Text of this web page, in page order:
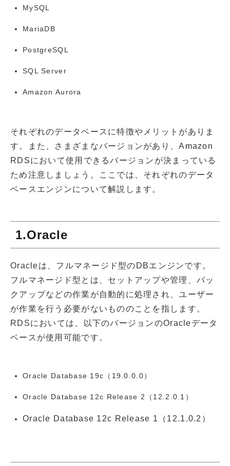
MySQL
MariaDB
PostgreSQL
SQL Server
Amazon Aurora
それぞれのデータベースに特徴やメリットがありま
す。また、さまざまなバージョンがあり、Amazon
RDSにおいて使用できるバージョンが決まっている
ため注意しましょう。ここでは、それぞれのデータ
ベースエンジンについて解説します。
1.Oracle
Oracleは、フルマネージド型のDBエンジンです。
フルマネージド型とは、セットアップや管理、バッ
クアップなどの作業が自動的に処理され、ユーザー
が作業を行う必要がないもののことを指します。
RDSにおいては、以下のバージョンのOracleデータ
ベースが使用可能です。
Oracle Database 19c（19.0.0.0）
Oracle Database 12c Release 2（12.2.0.1）
Oracle Database 12c Release 1（12.1.0.2）